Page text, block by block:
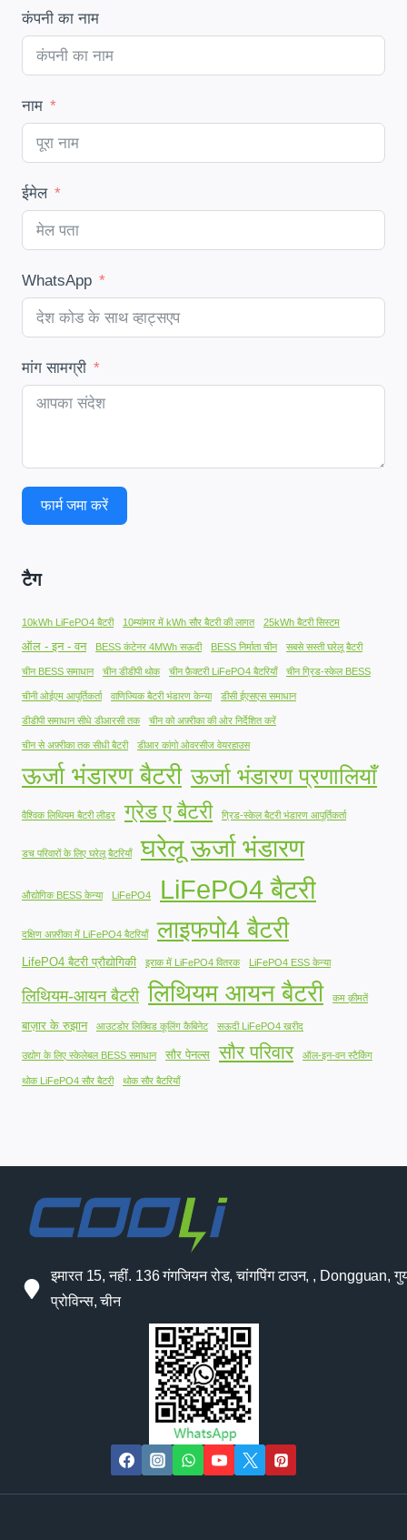
कंपनी का नाम
नाम
ईमेल
WhatsApp
मांग सामग्री
फार्म जमा करें
टैग
10kWh LiFePO4 बैटरी 10म्यांमार में kWh सौर बैटरी की लागत 25kWh बैटरी सिस्टम
ऑल - इन - वन BESS कंटेनर 4MWh सऊदी BESS निर्माता चीन सबसे सस्ती घरेलू बैटरी
चीन BESS समाधान चीन डीडीपी थोक चीन फ़ैक्टरी LiFePO4 बैटरियाँ चीन ग्रिड-स्केल BESS
चीनी ओईएम आपूर्तिकर्ता वाणिज्यिक बैटरी भंडारण केन्या डीसी ईएसएस समाधान
डीडीपी समाधान सीधे डीआरसी तक चीन को अफ़्रीका की ओर निर्देशित करें
चीन से अफ़्रीका तक सीधी बैटरी डीआर कांगो ओवरसीज वेयरहाउस
ऊर्जा भंडारण बैटरी ऊर्जा भंडारण प्रणालियाँ
वैश्विक लिथियम बैटरी लीडर ग्रेड ए बैटरी ग्रिड-स्केल बैटरी भंडारण आपूर्तिकर्ता
डच परिवारों के लिए घरेलू बैटरियाँ घरेलू ऊर्जा भंडारण
औद्योगिक BESS केन्या LiFePO4 LiFePO4 बैटरी
दक्षिण अफ़्रीका में LiFePO4 बैटरियाँ लाइफपो4 बैटरी
LifePO4 बैटरी प्रौद्योगिकी इराक में LiFePO4 वितरक LiFePO4 ESS केन्या
लिथियम-आयन बैटरी लिथियम आयन बैटरी कम क़ीमतें
बाज़ार के रुझान आउटडोर लिक्विड कूलिंग कैबिनेट सऊदी LiFePO4 खरीद
उद्योग के लिए स्केलेबल BESS समाधान सौर पेनल्स सौर परिवार ऑल-इन-वन स्टैकिंग
थोक LiFePO4 सौर बैटरी थोक सौर बैटरियाँ
इमारत 15, नहीं. 136 गंगजियन रोड, चांगपिंग टाउन, , Dongguan,
प्रोविन्स, चीन